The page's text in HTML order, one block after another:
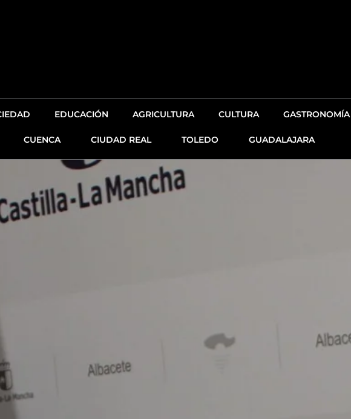
EDUCACIÓN AGRICULTURA CULTURA
CUENCA CIUDAD REAL TOLEDO GUADALAJARA